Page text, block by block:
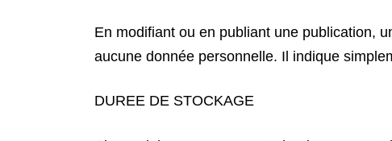
En modifiant ou en publiant une publication,
aucune donnée personnelle. Il indique
DUREE DE STOCKAGE